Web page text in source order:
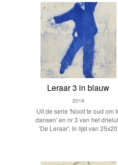
Leraar 3 in blauw
2016
Uit de serie 'Nooit te oud om
dansen' en nr 3 van het
'De Leraar'. In lijst van 25x20